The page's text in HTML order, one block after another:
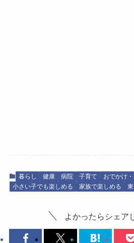
暮らし 健康 病院 子育て おでかけ
小さい子でも楽しめる
家族で楽しめる
よかったらシェア